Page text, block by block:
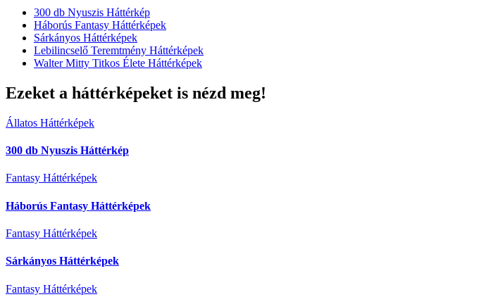
300 db Nyuszis Háttérkép
Háborús Fantasy Háttérképek
Sárkányos Háttérképek
Lebilincselő Teremtmény Háttérképek
Walter Mitty Titkos Élete Háttérképek
Ezeket a háttérképeket is nézd meg!
Állatos Háttérképek
300 db Nyuszis Háttérkép
Fantasy Háttérképek
Háborús Fantasy Háttérképek
Fantasy Háttérképek
Sárkányos Háttérképek
Fantasy Háttérképek